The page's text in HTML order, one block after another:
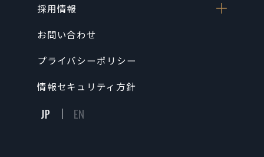
採用情報
お問い合わせ
プライバシーポリシー
情報セキュリティ方針
JP EN